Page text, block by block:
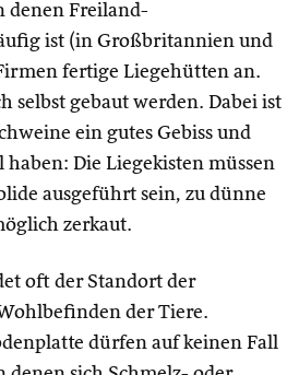
denen Freiland-
ist (in Großbritannien und
fertige Liegehütten an.
selbst gebaut werden. Dabei ist
ein gutes Gebiss und
haben: Die Liegekisten müssen
ausgeführt sein, zu dünne
zerkaut.
oft der Standort der
der Tiere.
dürfen auf keinen Fall